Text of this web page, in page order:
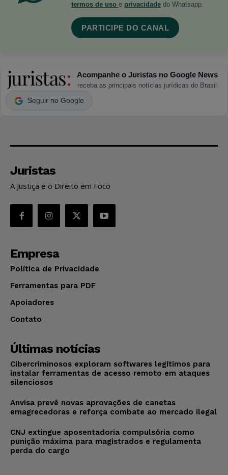
termos de uso e privacidade do Whatsapp.
PARTICIPE DO CANAL
Acompanhe o Juristas no Google News
receba as principais notícias jurídicas do Brasil
Seguir no Google
Juristas
A Justiça e o Direito em Foco
Empresa
Política de Privacidade
Ferramentas para PDF
Apoiadores
Contato
Últimas notícias
Cibercriminosos exploram softwares legítimos para
instalar ferramentas de acesso remoto em ataques
silenciosos
Anvisa prevê novas aprovações de canetas
emagrecedoras e reforça combate ao mercado ilegal
CNJ extingue aposentadoria compulsória como
punição máxima para magistrados e regulamenta
perda do cargo